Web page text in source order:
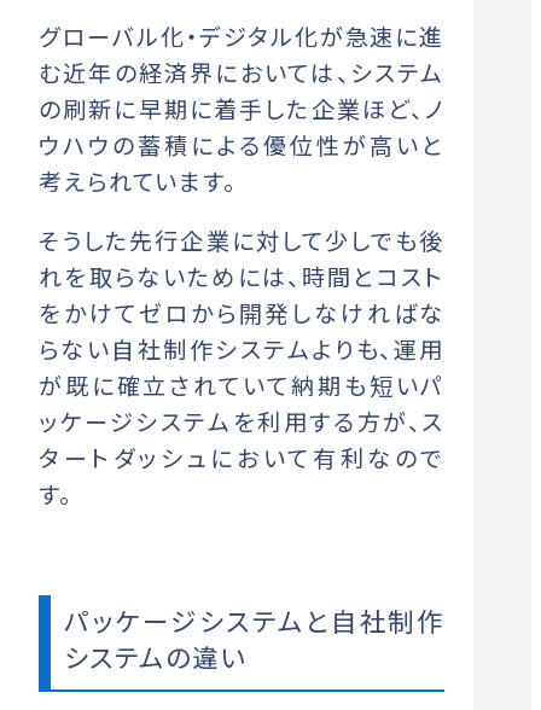
グローバル化・デジタル化が急速に進
む近年の経済界においては、システム
の刷新に早期に着手した企業ほど、ノ
ウハウの蓄積による優位性が高いと
考えられています。
そうした先行企業に対して少しでも後
れを取らないためには、時間とコスト
をかけてゼロから開発しなければな
らない自社制作システムよりも、運用
が既に確立されていて納期も短いパ
ッケージシステムを利用する方が、ス
タートダッシュにおいて有利なので
す。
パッケージシステムと自社制作
システムの違い